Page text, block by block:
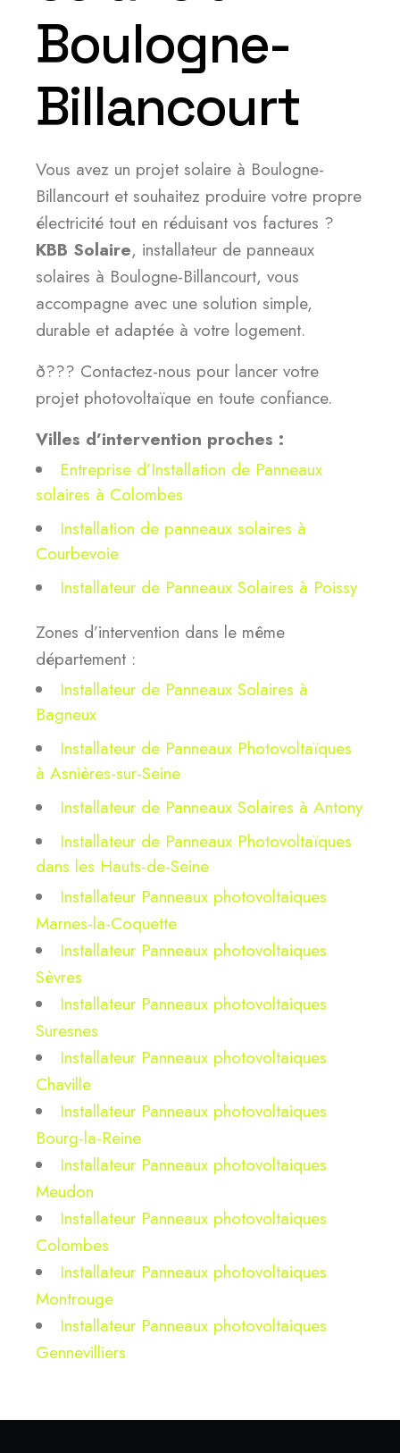
Boulogne-
Billancourt
Vous avez un projet solaire à Boulogne-
Billancourt et souhaitez produire votre propre
électricité tout en réduisant vos factures ?
KBB Solaire, installateur de panneaux
solaires à Boulogne-Billancourt, vous
accompagne avec une solution simple,
durable et adaptée à votre logement.
ð??? Contactez-nous pour lancer votre
projet photovoltaïque en toute confiance.
Villes d’intervention proches :
Entreprise d’Installation de Panneaux
solaires à Colombes
Installation de panneaux solaires à
Courbevoie
Installateur de Panneaux Solaires à Poissy
Zones d’intervention dans le même
département :
Installateur de Panneaux Solaires à
Bagneux
Installateur de Panneaux Photovoltaïques
à Asnières-sur-Seine
Installateur de Panneaux Solaires à Antony
Installateur de Panneaux Photovoltaïques
dans les Hauts-de-Seine
Installateur Panneaux photovoltaiques
Marnes-la-Coquette
Installateur Panneaux photovoltaiques
Sèvres
Installateur Panneaux photovoltaiques
Suresnes
Installateur Panneaux photovoltaiques
Chaville
Installateur Panneaux photovoltaiques
Bourg-la-Reine
Installateur Panneaux photovoltaiques
Meudon
Installateur Panneaux photovoltaiques
Colombes
Installateur Panneaux photovoltaiques
Montrouge
Installateur Panneaux photovoltaiques
Gennevilliers